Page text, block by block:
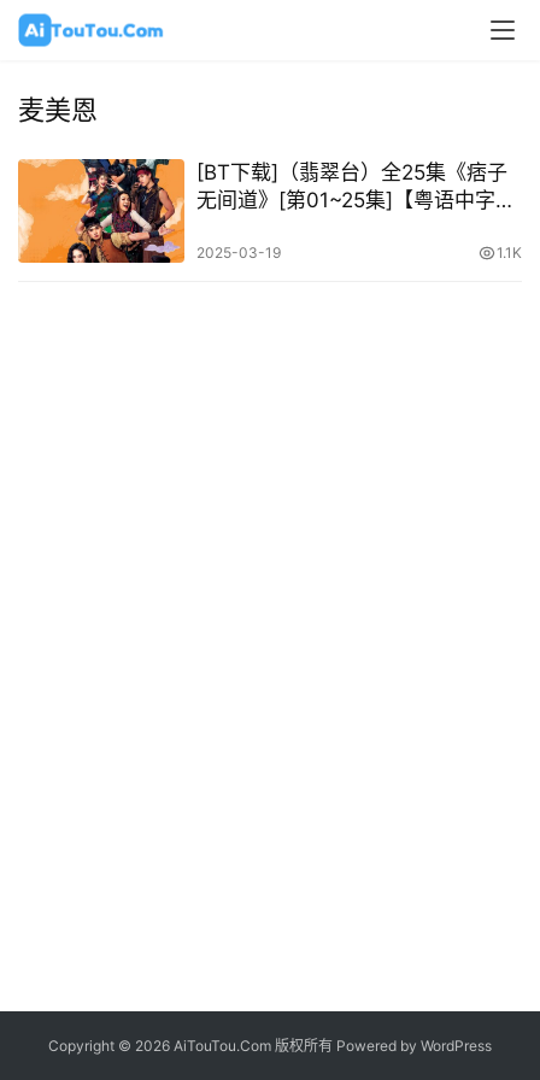
麦美恩
[BT下载]（翡翠台）全25集《痞子
无间道》[第01~25集]【粤语中字】
2025-03-19 1.1K
Copyright © 2026 AiTouTou.Com 版权所有 Powered by WordPress